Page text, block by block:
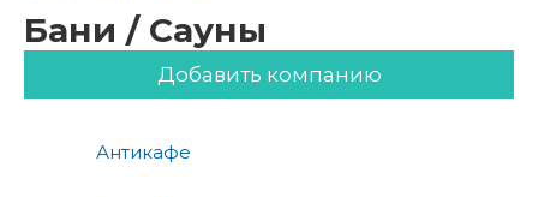
Бани / Сауны
Добавить компанию
Антикафе